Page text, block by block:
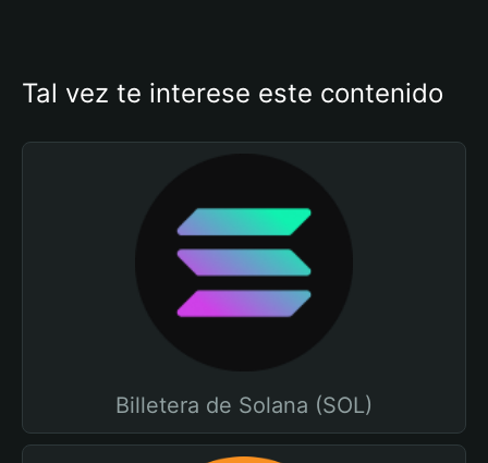
Tal vez te interese este contenido
Billetera de Solana (SOL)